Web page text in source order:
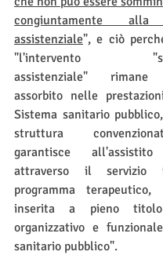
congiuntamente alla
assistenziale", e ciò
"l'intervento
assistenziale" rimane
assorbito nelle
Sistema sanitario
struttura
garantisce
attraverso il servizio
programma
inserita a pieno titolo
organizzativo e
sanitario pubblico".